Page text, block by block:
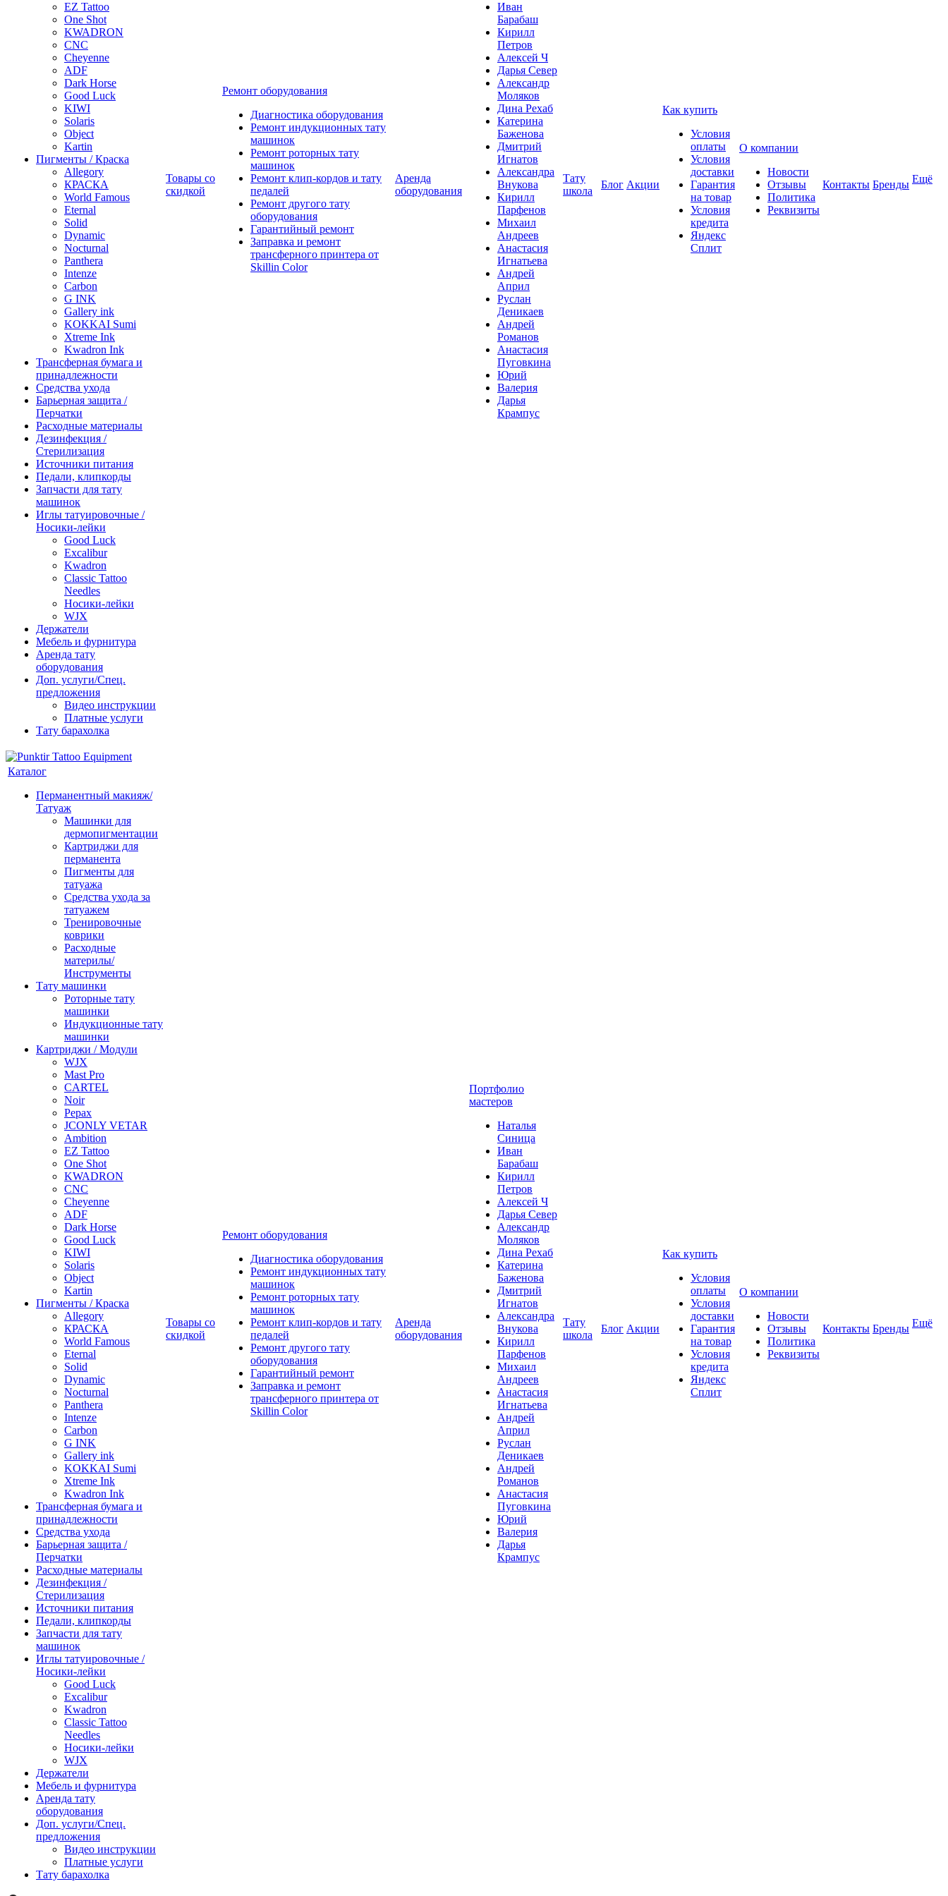
EZ Tattoo
One Shot
KWADRON
CNC
Cheyenne
ADF
Dark Horse
Good Luck
KIWI
Solaris
Object
Kartin
Пигменты / Краска
Allegory
КРАСКА
World Famous
Eternal
Solid
Dynamic
Nocturnal
Panthera
Intenze
Carbon
G INK
Gallery ink
KOKKAI Sumi
Xtreme Ink
Kwadron Ink
Трансферная бумага и
принадлежности
Средства ухода
Барьерная защита /
Перчатки
Расходные материалы
Дезинфекция /
Стерилизация
Источники питания
Педали, клипкорды
Запчасти для тату
машинок
Иглы татуировочные /
Носики-лейки
Good Luck
Excalibur
Kwadron
Classic Tattoo
Needles
Носики-лейки
WJX
Держатели
Мебель и фурнитура
Аренда тату
оборудования
Доп. услуги/Спец.
предложения
Видео инструкции
Платные услуги
Тату барахолка
Товары со
скидкой
Ремонт оборудования
Диагностика оборудования
Ремонт индукционных тату
машинок
Ремонт роторных тату
машинок
Ремонт клип-кордов и тату
педалей
Ремонт другого тату
оборудования
Гарантийный ремонт
Заправка и ремонт
трансферного принтера от
Skillin Color
Аренда
оборудования
Иван
Барабаш
Кирилл
Петров
Алексей Ч
Дарья Север
Александр
Моляков
Дина Рехаб
Катерина
Баженова
Дмитрий
Игнатов
Александра
Внукова
Кирилл
Парфенов
Михаил
Андреев
Анастасия
Игнатьева
Андрей
Април
Руслан
Деникаев
Андрей
Романов
Анастасия
Пуговкина
Юрий
Валерия
Дарья
Крампус
Тату
школа
Блог Акции
Как купить
Условия
оплаты
Условия
доставки
Гарантия
на товар
Условия
кредита
Яндекс
Сплит
О компании
Новости
Отзывы
Политика
Реквизиты
Контакты Бренды Ещё
Каталог
Перманентный макияж/
Татуаж
Машинки для
дермопигментации
Картриджи для
перманента
Пигменты для
татуажа
Средства ухода за
татуажем
Тренировочные
коврики
Расходные
материлы/
Инструменты
Тату машинки
Роторные тату
машинки
Индукционные тату
машинки
Картриджи / Модули
WJX
Mast Pro
CARTEL
Noir
Pepax
JCONLY VETAR
Ambition
EZ Tattoo
One Shot
KWADRON
CNC
Cheyenne
ADF
Dark Horse
Good Luck
KIWI
Solaris
Object
Kartin
Пигменты / Краска
Allegory
КРАСКА
World Famous
Eternal
Solid
Dynamic
Nocturnal
Panthera
Intenze
Carbon
G INK
Gallery ink
KOKKAI Sumi
Xtreme Ink
Kwadron Ink
Трансферная бумага и
принадлежности
Средства ухода
Барьерная защита /
Перчатки
Расходные материалы
Дезинфекция /
Стерилизация
Источники питания
Педали, клипкорды
Запчасти для тату
машинок
Иглы татуировочные /
Носики-лейки
Good Luck
Excalibur
Kwadron
Classic Tattoo
Needles
Носики-лейки
WJX
Держатели
Мебель и фурнитура
Аренда тату
оборудования
Доп. услуги/Спец.
предложения
Видео инструкции
Платные услуги
Тату барахолка
Товары со
скидкой
Ремонт оборудования
Диагностика оборудования
Ремонт индукционных тату
машинок
Ремонт роторных тату
машинок
Ремонт клип-кордов и тату
педалей
Ремонт другого тату
оборудования
Гарантийный ремонт
Заправка и ремонт
трансферного принтера от
Skillin Color
Аренда
оборудования
Портфолио
мастеров
Наталья
Синица
Иван
Барабаш
Кирилл
Петров
Алексей Ч
Дарья Север
Александр
Моляков
Дина Рехаб
Катерина
Баженова
Дмитрий
Игнатов
Александра
Внукова
Кирилл
Парфенов
Михаил
Андреев
Анастасия
Игнатьева
Андрей
Април
Руслан
Деникаев
Андрей
Романов
Анастасия
Пуговкина
Юрий
Валерия
Дарья
Крампус
Тату
школа
Блог Акции
Как купить
Условия
оплаты
Условия
доставки
Гарантия
на товар
Условия
кредита
Яндекс
Сплит
О компании
Новости
Отзывы
Политика
Реквизиты
Контакты Бренды Ещё